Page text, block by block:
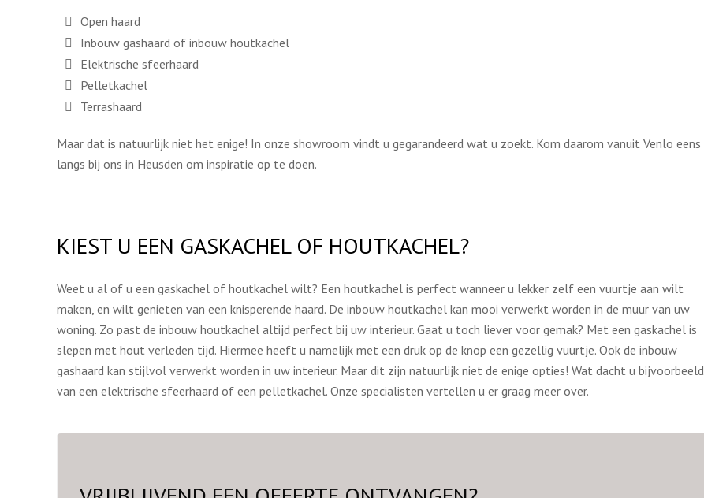
Open haard
Inbouw gashaard of inbouw houtkachel
Elektrische sfeerhaard
Pelletkachel
Terrashaard
Maar dat is natuurlijk niet het enige! In onze showroom vindt u gegarandeerd wat u zoekt. Kom daarom vanuit Venlo eens
langs bij ons in Heusden om inspiratie op te doen.
KIEST U EEN GASKACHEL OF HOUTKACHEL?
Weet u al of u een gaskachel of houtkachel wilt? Een houtkachel is perfect wanneer u lekker zelf een vuurtje aan wilt
maken, en wilt genieten van een knisperende haard. De inbouw houtkachel kan mooi verwerkt worden in de muur van uw
woning. Zo past de inbouw houtkachel altijd perfect bij uw interieur. Gaat u toch liever voor gemak? Met een gaskachel is
slepen met hout verleden tijd. Hiermee heeft u namelijk met een druk op de knop een gezellig vuurtje. Ook de inbouw
gashaard kan stijlvol verwerkt worden in uw interieur. Maar dit zijn natuurlijk niet de enige opties! Wat dacht u bijvoorbeeld
van een elektrische sfeerhaard of een pelletkachel. Onze specialisten vertellen u er graag meer over.